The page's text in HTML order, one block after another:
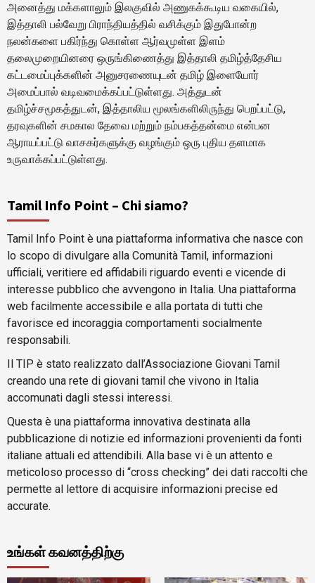
அனைத்து மக்களாலும் இலகுவில் அணுகக்கூடிய வகையில்,
இத்தாலி பல்வேறு பிராந்தியத்தில் வசிக்கும் இதுபோன்ற
நலன்களை பகிர்ந்து கொள்ள ஆர்வமுள்ள இளம்
தலைமுறையினரை ஒருங்கிணைத்து இத்தாலி தமிழ்த்தேசிய
கட்டமைப்புக்களின் அனுசரணையுடன் தமிழ் இளையோர்
அமைப்பால் வடிவமைக்கப்பட்டுள்ளது. அத்துடன்
தமிழ்ச்சமூகத்துடன், இத்தாலிய மூலங்களிலிருந்து பெறப்பட்டு,
தரவுகளின் சமகால தேவை மற்றும் நம்பகத்தன்மை என்பன
ஆராயப்பட்டு வாசகர்களுக்கு வழங்கும் ஒரு புதிய தளமாக
உருவாக்கப்பட்டுள்ளது.
Tamil Info Point – Chi siamo?
Tamil Info Point è una piattaforma informativa che nasce con
lo scopo di divulgare alla Comunità Tamil, informazioni
ufficiali, veritiere ed affidabili riguardo eventi e vicende di
interesse pubblico che avvengono in Italia. Una piattaforma
web facilmente accessibile e alla portata di tutti che
favorisce ed incoraggia comportamenti socialmente
responsabili.
Il TIP è stato realizzato dall’Associazione Giovani Tamil
creando una rete di giovani tamil che vivono in Italia
accomunati dagli stessi interessi.
Questa è una piattaforma innovativa destinata alla
pubblicazione di notizie ed informazioni provenienti da fonti
italiane attuali ed attendibili. Alla base vi è un attento e
meticoloso processo di “cross checking” dei dati raccolti che
permette al lettore di acquisire informazioni precise ed
accurate.
உங்கள் கவனத்திற்கு